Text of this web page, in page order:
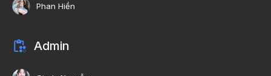
Phan Hiền
Admin